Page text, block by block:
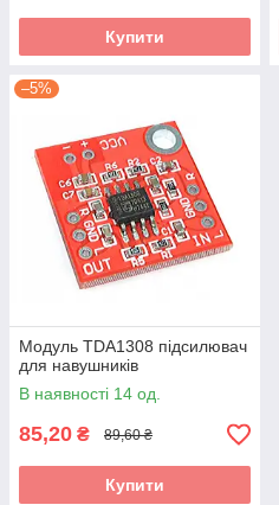
Купити
–5%
Модуль TDA1308 підсилювач
для навушників
В наявності 14 од.
85,20 ₴ 89,60 ₴
Купити